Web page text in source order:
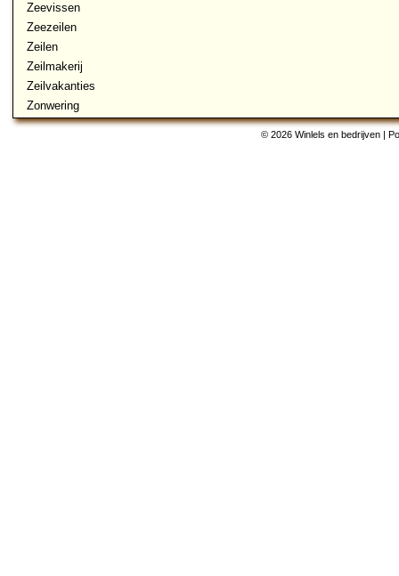
Zeevissen
Zeezeilen
Zeilen
Zeilmakerij
Zeilvakanties
Zonwering
© 2026 Winlels en bedrijven |